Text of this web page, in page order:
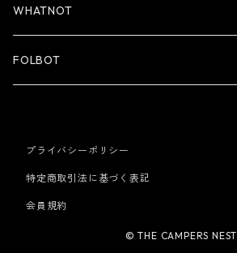
WHATNOT
FOLBOT
プライバシーポリシー
特定商取引法に基づく表記
会員規約
© THE CAMPERS NEST